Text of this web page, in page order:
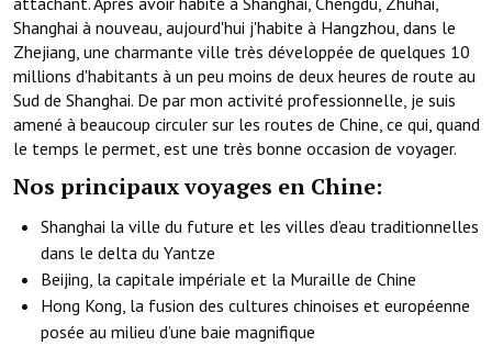
VOYAGES EN ASIE
VOYAGES DANS LE MONDE
Shanghai à nouveau, aujourd'hui j'habite à Hangzhou, dans le
Zhejiang, une charmante ville très développée de quelques 10
millions d'habitants à un peu moins de deux heures de route au
Sud de Shanghai. De par mon activité professionnelle, je suis
amené à beaucoup circuler sur les routes de Chine, ce qui, quand
le temps le permet, est une très bonne occasion de voyager.
Nos principaux voyages en Chine:
Shanghai la ville du future et les villes d’eau traditionnelles
dans le delta du Yantze
Beijing, la capitale impériale et la Muraille de Chine
Hong Kong, la fusion des cultures chinoises et européenne
posée au milieu d’une baie magnifique